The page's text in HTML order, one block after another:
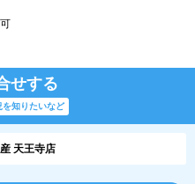
せする
を知りたいなど
天王寺店